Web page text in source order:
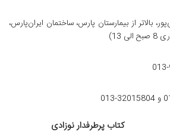
بالاتر از بیمارستان پارس، ساختمان ایران‌پارس،
کتاب پرطرفدار نوزادی